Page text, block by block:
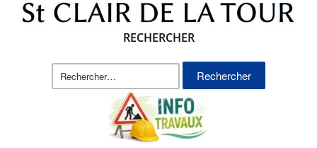
RECHERCHER
Rechercher :